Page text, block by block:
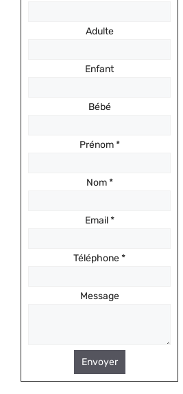
Adulte
Enfant
Bébé
Prénom*
Nom*
Email*
Téléphone*
Message
Envoyer